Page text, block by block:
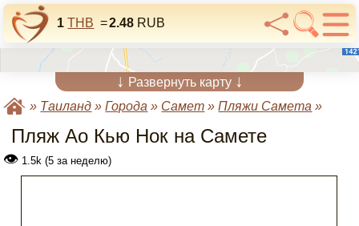
1 THB =2.48 RUB
↓ Развернуть карту ↓
» Таиланд »Города » Самет »Пляжи Самета »
Пляж Ао Кью Нок на Самете
👁 1.5k (5 за неделю)